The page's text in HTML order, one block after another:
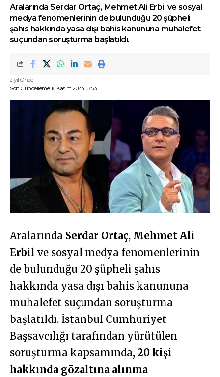
Aralarında Serdar Ortaç, Mehmet Ali Erbil ve sosyal
medya fenomenlerinin de bulunduğu 20 şüpheli
şahıs hakkında yasa dışı bahis kanununa muhalefet
suçundan soruşturma başlatıldı.
Son Güncelleme 18 Kasım 2024 13:53
2 yıl Önce
Aralarında Serdar Ortaç, Mehmet Ali
Erbil ve sosyal medya fenomenlerinin
de bulunduğu 20 şüpheli şahıs
hakkında yasa dışı bahis kanununa
muhalefet suçundan soruşturma
başlatıldı. İstanbul Cumhuriyet
Başsavcılığı tarafından yürütülen
soruşturma kapsamında, 20 kişi
hakkında gözaltına alınma